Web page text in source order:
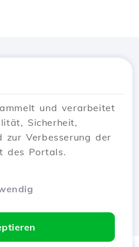
und verarbeitet
Sicherheit,
zur Verbesserung der
des Portals.